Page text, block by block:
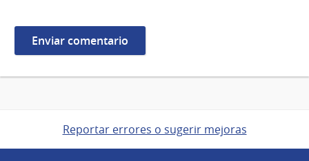
Reportar errores o sugerir mejoras